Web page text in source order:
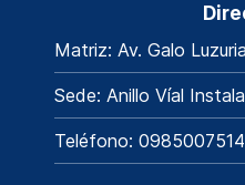
Matriz: Av. Galo
Sede: Anillo Víal
Teléfono: 0985007514